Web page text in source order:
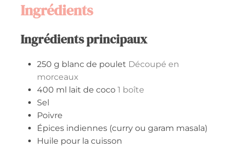
Ingrédients
Ingrédients principaux
250 g blanc de poulet Découpé en
morceaux
400 ml lait de coco 1 boîte
Sel
Poivre
Épices indiennes (curry ou garam masala)
Huile pour la cuisson